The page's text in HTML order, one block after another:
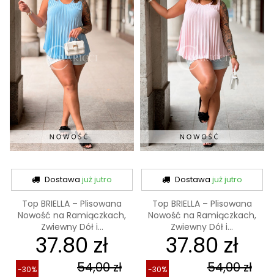
Dostawajuż jutro
Top BRIELLA – Plisowana
Nowość na Ramiączkach,
Zwiewny Dół i...
37.80 zł
54,00 zł
-30%
Dostawa już jutro
Top BRIELLA – Plisowana
Nowość na Ramiączkach,
Zwiewny Dół i...
37.80 zł
54,00 zł
-30%